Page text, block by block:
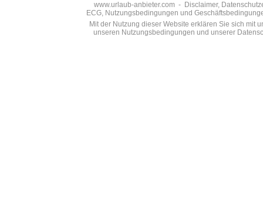
www.urlaub-anbieter.com - Disclaimer,
ECG, Nutzungsbedingungen und
Mit der Nutzung dieser Website erklären Sie sich mit
unseren Nutzungsbedingungen und unserer